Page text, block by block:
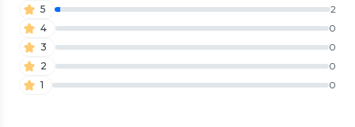
5
2
4
0
3
0
2
0
1
0